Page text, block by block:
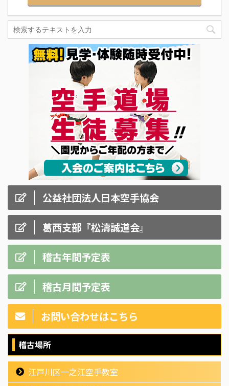
公益社団法人日本空手協会
葛西支部『松濤誠道会』
稽古年間予定表
稽古月間予定表
お問い合わせはこちら
稽古場所
江戸川区一之江空手教室